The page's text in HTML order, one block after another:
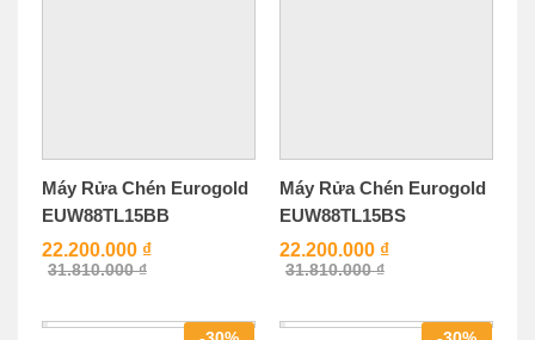
Máy Rửa Chén Eurogold
EUW88TL15BB
22.200.000 ₫
31.810.000₫
Máy Rửa Chén Eurogold
EUW88TL15BS
22.200.000 ₫
31.810.000₫